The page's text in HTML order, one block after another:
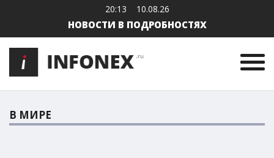
20:13 10.08.26
НОВОСТИ В ПОДРОБНОСТЯХ
В МИРЕ